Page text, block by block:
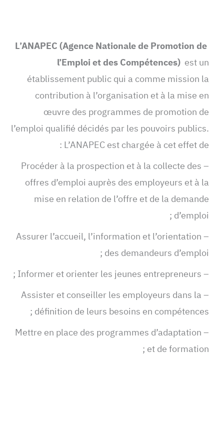
L’ANAPEC (Agence Nationale de Promotion de
l’Emploi et des Compétences) est un
établissement public qui a comme mission la
contribution à l’organisation et à la mise en
œuvre des programmes de promotion de
l’emploi qualifié décidés par les pouvoirs publics.
L’ANAPEC est chargée à cet effet de :
– Procéder à la prospection et à la collecte des
offres d’emploi auprès des employeurs et à la
mise en relation de l’offre et de la demande
d’emploi ;
– Assurer l’accueil, l’information et l’orientation
des demandeurs d’emploi ;
– Informer et orienter les jeunes entrepreneurs ;
– Assister et conseiller les employeurs dans la
définition de leurs besoins en compétences ;
– Mettre en place des programmes d’adaptation
et de formation ;